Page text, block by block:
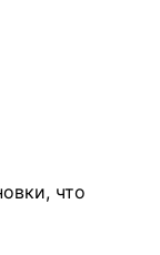
что